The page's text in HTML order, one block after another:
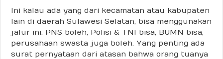
Ini kalau ada yang dari kecamatan atau kabupaten
lain di daerah Sulawesi Selatan, bisa menggunakan
jalur ini. PNS boleh, Polisi & TNI bisa, BUMN bisa,
perusahaan swasta juga boleh. Yang penting ada
surat pernyataan dari atasan bahwa orang tuanya